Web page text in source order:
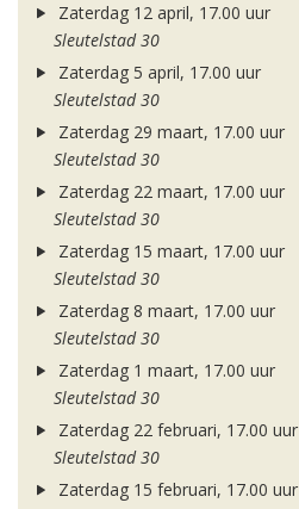
Zaterdag 12 april, 17.00 uur
Sleutelstad 30
Zaterdag 5 april, 17.00 uur
Sleutelstad 30
Zaterdag 29 maart, 17.00 uur
Sleutelstad 30
Zaterdag 22 maart, 17.00 uur
Sleutelstad 30
Zaterdag 15 maart, 17.00 uur
Sleutelstad 30
Zaterdag 8 maart, 17.00 uur
Sleutelstad 30
Zaterdag 1 maart, 17.00 uur
Sleutelstad 30
Zaterdag 22 februari, 17.00 uur
Sleutelstad 30
Zaterdag 15 februari, 17.00 uur